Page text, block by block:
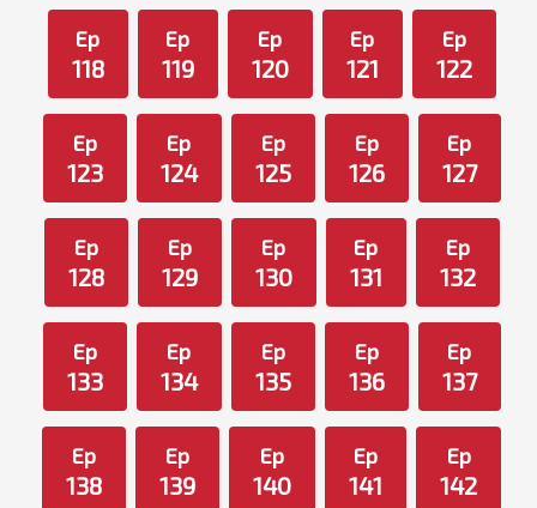
Ep
118
Ep
119
Ep
120
Ep
121
Ep
122
Ep
123
Ep
124
Ep
125
Ep
126
Ep
127
Ep
128
Ep
129
Ep
130
Ep
131
Ep
132
Ep
133
Ep
134
Ep
135
Ep
136
Ep
137
Ep
138
Ep
139
Ep
140
Ep
141
Ep
142